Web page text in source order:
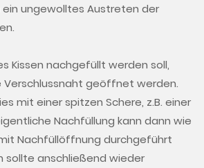
ein ungewolltes Austreten der
Kissen nachgefüllt werden soll,
Verschlussnaht geöffnet werden.
mit einer spitzen Schere, z.B. einer
Nachfüllung kann dann wie
Nachfüllöffnung durchgeführt
sollte anschließend wieder